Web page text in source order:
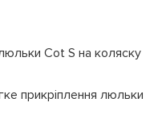
Cot S на коляску
прикріплення люльки